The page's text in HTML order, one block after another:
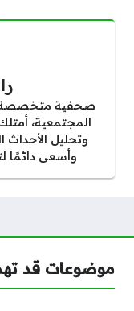
صحفية متخصصة في
المجتمعية،
وتحليل الأحداث
وأسعى دائمًا
موضوعات قد